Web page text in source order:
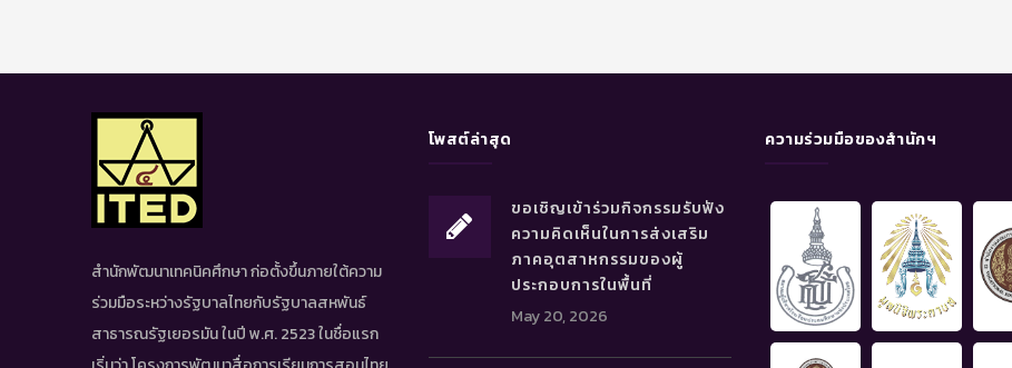
สำนักพัฒนาเทคนิคศึกษา ก่อตั้งขึ้นภายใต้ความ
ร่วมมือระหว่างรัฐบาลไทยกับรัฐบาลสหพันธ์
สาธารณรัฐเยอรมัน ในปี พ.ศ. 2523 ในชื่อแรก
โพสต์ล่าสุด
ขอเชิญเข้าร่วมกิจกรรมรับฟัง
ความคิดเห็นในการส่งเสริม
ภาคอุตสาหกรรมของผู้
ประกอบการในพื้นที่
May 20, 2026
ความร่วมมือของสำนักฯ